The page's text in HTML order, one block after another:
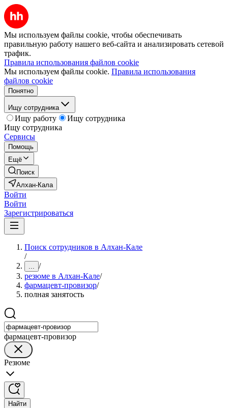
Мы используем файлы cookie, чтобы обеспечивать
правильную работу нашего веб-сайта и анализировать сетевой
трафик.
Правила использования файлов cookie
Мы используем файлы cookie. Правила использования
файлов cookie
Понятно
Ищу сотрудника
Ищу работу
Ищу сотрудника
Ищу сотрудника
Сервисы
Помощь
Ещё
Поиск
Алхан-Кала
Войти
Войти
Зарегистрироваться
Поиск сотрудников в Алхан-Кале
/
... /
резюме в Алхан-Кале/
фармацевт-провизор/
полная занятость
фармацевт-провизор
Резюме
Найти